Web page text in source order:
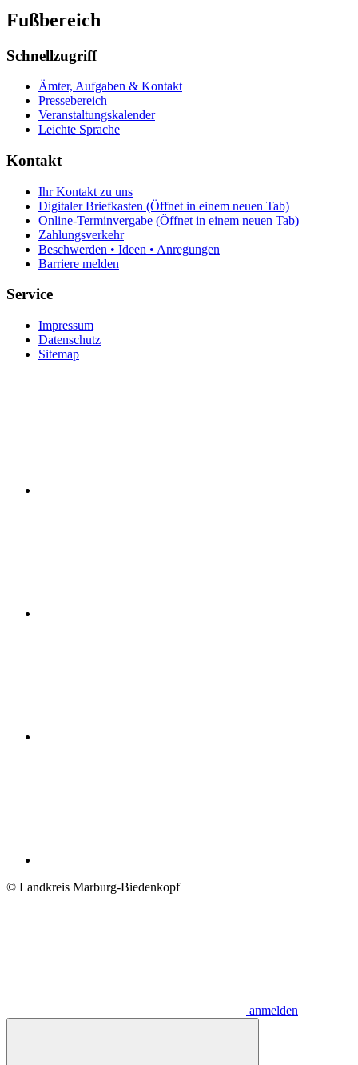
Fußbereich
Schnellzugriff
Ämter, Aufgaben & Kontakt
Pressebereich
Veranstaltungskalender
Leichte Sprache
Kontakt
Ihr Kontakt zu uns
Digitaler Briefkasten (Öffnet in einem neuen Tab)
Online-Terminvergabe (Öffnet in einem neuen Tab)
Zahlungsverkehr
Beschwerden • Ideen • Anregungen
Barriere melden
Service
Impressum
Datenschutz
Sitemap
© Landkreis Marburg-Biedenkopf
anmelden